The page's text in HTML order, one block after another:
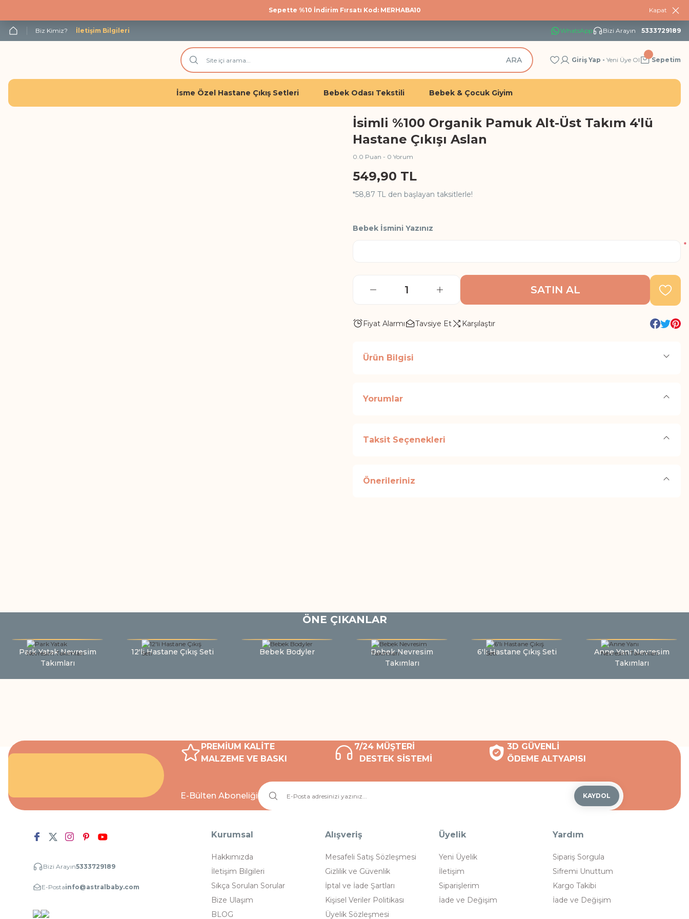
Sepette %10 İndirim Fırsatı Kod: MERHABA10 Kapat
Biz Kimiz? İletişim Bilgileri
Üye olan herkese %10 İndirim
WhatsApp Bizi Arayın 5333729189
ARA Giriş Yap - Yeni Üye Ol Sepetim
İsme Özel Hastane Çıkış Setleri Bebek Odası Tekstili Bebek & Çocuk Giyim
İsimli %100 Organik Pamuk Alt-Üst Takım 4'lü
Hastane Çıkışı Aslan
0.0 Puan - 0 Yorum
549,90 TL
*58,87 TL den başlayan taksitlerle!
Bebek İsmini Yazınız
*
SATIN AL
Fiyat Alarmı Tavsiye Et Karşılaştır
Ürün Bilgisi
Yorumlar
Taksit Seçenekleri
Önerileriniz
ÖNE ÇIKANLAR
Park Yatak Nevresim
Takımları
12'li Hastane Çıkış Seti Bebek Bodyler
Bebek Nevresim
Takımları
6'lı Hastane Çıkış Seti
Anne Yanı Nevresim
Takımları
PREMİUM KALİTE
MALZEME VE BASKI
7/24 MÜŞTERİ
DESTEK SİSTEMİ
3D GÜVENLİ
ÖDEME ALTYAPISI
E-Bülten Aboneliği KAYDOL
Bizi Arayın5333729189
E-Postainfo@astralbaby.com
Kurumsal
Hakkımızda
İletişim Bilgileri
Sıkça Sorulan Sorular
Bize Ulaşım
BLOG
Alışveriş
Mesafeli Satış Sözleşmesi
Gizlilik ve Güvenlik
İptal ve İade Şartları
Kişisel Veriler Politikası
Üyelik Sözleşmesi
Üyelik
Yeni Üyelik
İletişim
Siparişlerim
İade ve Değişim
Yardım
Sipariş Sorgula
Sifremi Unuttum
Kargo Takibi
İade ve Değişim